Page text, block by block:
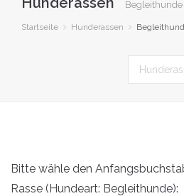
Begleithunde
Startseite Hunderassen
Bitte wähle den
Rasse (Hundeart: Begleithunde):